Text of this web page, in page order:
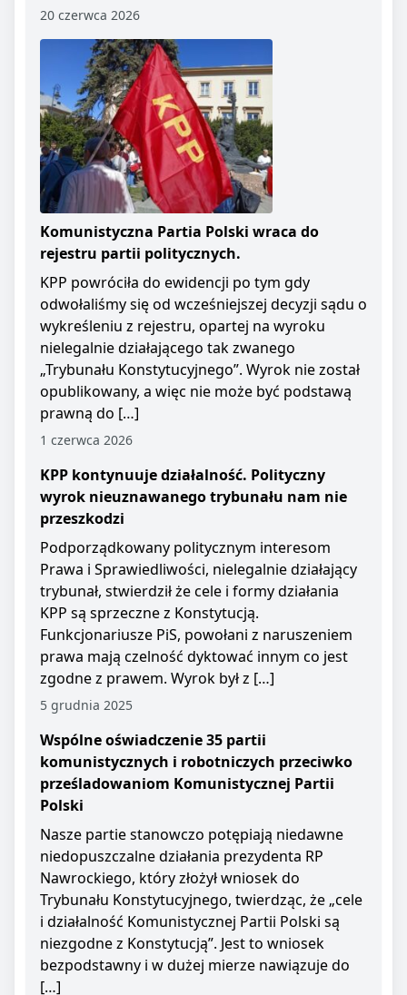
20 czerwca 2026
Komunistyczna Partia Polski wraca do
rejestru partii politycznych.
KPP powróciła do ewidencji po tym gdy
odwołaliśmy się od wcześniejszej decyzji sądu o
wykreśleniu z rejestru, opartej na wyroku
nielegalnie działającego tak zwanego
„Trybunału Konstytucyjnego”. Wyrok nie został
opublikowany, a więc nie może być podstawą
prawną do […]
1 czerwca 2026
KPP kontynuuje działalność. Polityczny
wyrok nieuznawanego trybunału nam nie
przeszkodzi
Podporządkowany politycznym interesom
Prawa i Sprawiedliwości, nielegalnie działający
trybunał, stwierdził że cele i formy działania
KPP są sprzeczne z Konstytucją.
Funkcjonariusze PiS, powołani z naruszeniem
prawa mają czelność dyktować innym co jest
zgodne z prawem. Wyrok był z […]
5 grudnia 2025
Wspólne oświadczenie 35 partii
komunistycznych i robotniczych przeciwko
prześladowaniom Komunistycznej Partii
Polski
Nasze partie stanowczo potępiają niedawne
niedopuszczalne działania prezydenta RP
Nawrockiego, który złożył wniosek do
Trybunału Konstytucyjnego, twierdząc, że „cele
i działalność Komunistycznej Partii Polski są
niezgodne z Konstytucją”. Jest to wniosek
bezpodstawny i w dużej mierze nawiązuje do
[…]